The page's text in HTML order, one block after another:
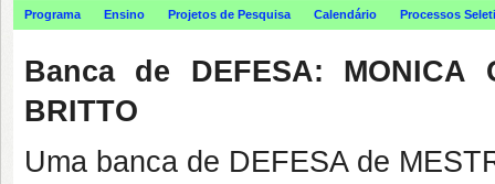
Programa Ensino Projetos de Pesquisa Calendário Processos
Banca de DEFESA: MONICA
BRITTO
Uma banca de DEFESA de